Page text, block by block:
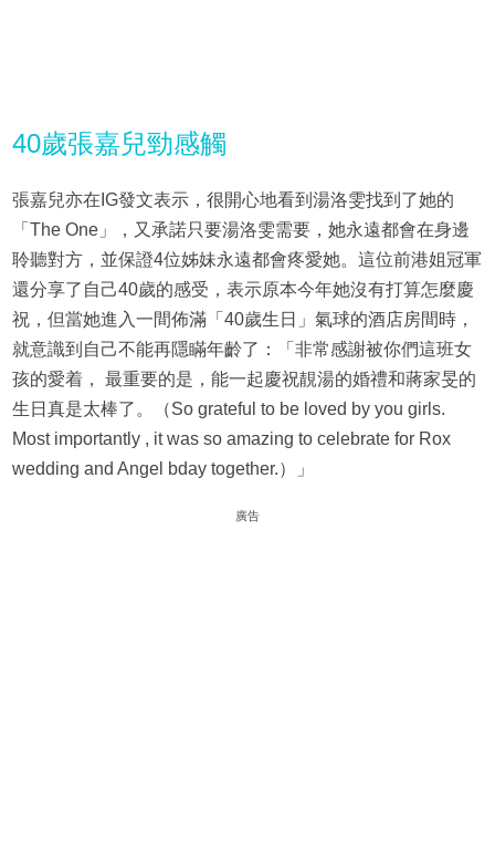
40歲張嘉兒勁感觸
張嘉兒亦在IG發文表示，很開心地看到湯洛雯找到了她的
「The One」，又承諾只要湯洛雯需要，她永遠都會在身邊
聆聽對方，並保證4位姊妹永遠都會疼愛她。這位前港姐冠軍
還分享了自己40歲的感受，表示原本今年她沒有打算怎麼慶
祝，但當她進入一間佈滿「40歲生日」氣球的酒店房間時，
就意識到自己不能再隱瞞年齡了：「非常感謝被你們這班女
孩的愛着， 最重要的是，能一起慶祝靚湯的婚禮和蔣家旻的
生日真是太棒了。（So grateful to be loved by you girls.
Most importantly , it was so amazing to celebrate for Rox
wedding and Angel bday together.）」
廣告